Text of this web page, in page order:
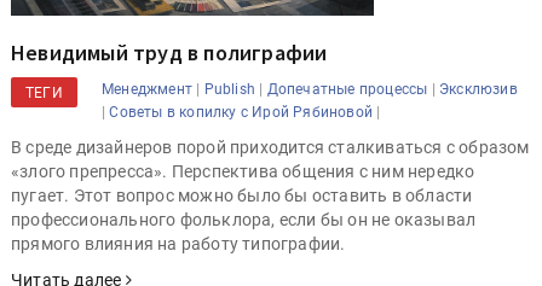
Невидимый труд в полиграфии
ТЕГИ Менеджмент | Publish | Допечатные процессы | Эксклюзив
|Советы в копилку с Ирой Рябиновой |
В среде дизайнеров порой приходится сталкиваться с образом
«злого препресса». Перспектива общения с ним нередко
пугает. Этот вопрос можно было бы оставить в области
профессионального фольклора, если бы он не оказывал
прямого влияния на работу типографии.
Читать далее